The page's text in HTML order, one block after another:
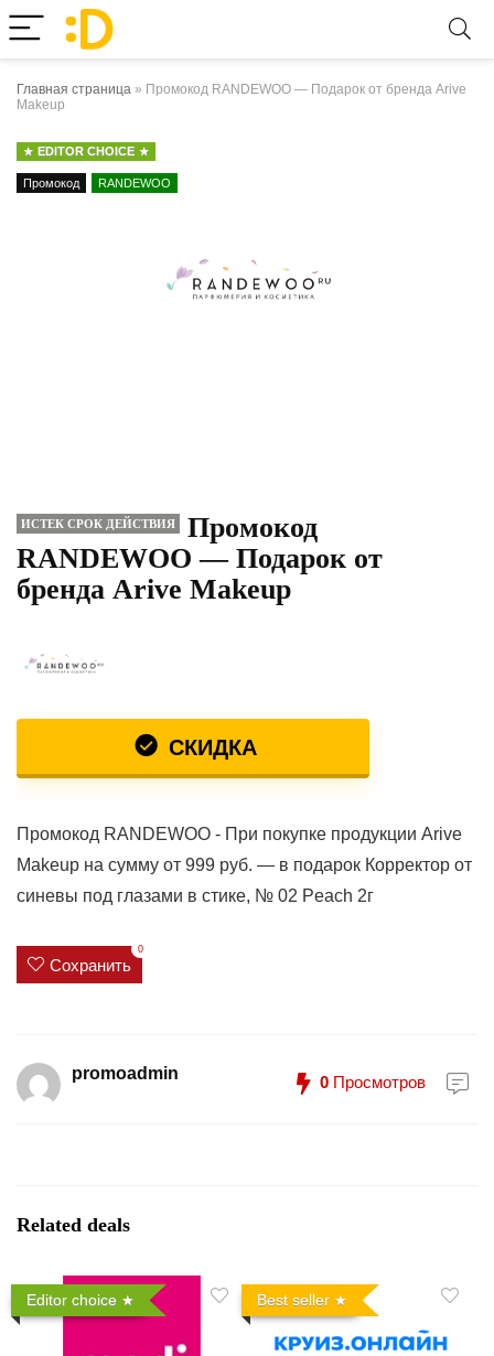
Главная страница » Промокод RANDEWOO — Подарок от бренда Arive
Makeup
EDITOR CHOICE
Промокод RANDEWOO
ИСТЕК СРОК ДЕЙСТВИЯ
Промокод
RANDEWOO — Подарок от
бренда Arive Makeup
СКИДКА
Промокод RANDEWOO - При покупке продукции Arive
Makeup на сумму от 999 руб. — в подарок Корректор от
синевы под глазами в стике, № 02 Peach 2г
Сохранить
0
promoadmin 0 Просмотров
Related deals
Editor choice Best seller